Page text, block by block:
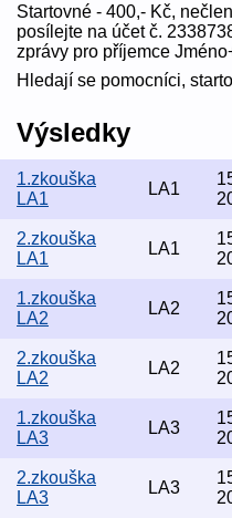
Startovné - 400,- Kč,
posílejte na účet č.
zprávy pro příjemce
Hledají se pomocníci,
Výsledky
1.zkouška
LA1
LA1
2.zkouška
LA1
LA1
1.zkouška
LA2
LA2
2.zkouška
LA2
LA2
1.zkouška
LA3
LA3
2.zkouška
LA3
LA3